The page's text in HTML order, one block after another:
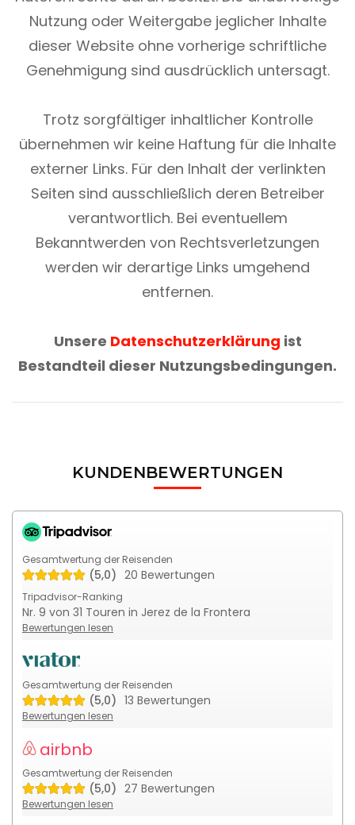
Nutzung oder Weitergabe jeglicher Inhalte
dieser Website ohne vorherige schriftliche
Genehmigung sind ausdrücklich untersagt.
Trotz sorgfältiger inhaltlicher Kontrolle
übernehmen wir keine Haftung für die Inhalte
externer Links. Für den Inhalt der verlinkten
Seiten sind ausschließlich deren Betreiber
verantwortlich. Bei eventuellem
Bekanntwerden von Rechtsverletzungen
werden wir derartige Links umgehend
entfernen.
Unsere Datenschutzerklärung ist
Bestandteil dieser Nutzungsbedingungen.
KUNDENBEWERTUNGEN
Gesamtwertung der Reisenden
(5,0) 20 Bewertungen
Tripadvisor-Ranking
Nr. 9 von 31 Touren in Jerez de la Frontera
Bewertungen lesen
Gesamtwertung der Reisenden
(5,0) 13 Bewertungen
Bewertungen lesen
airbnb
Gesamtwertung der Reisenden
(5,0) 27 Bewertungen
Bewertungen lesen